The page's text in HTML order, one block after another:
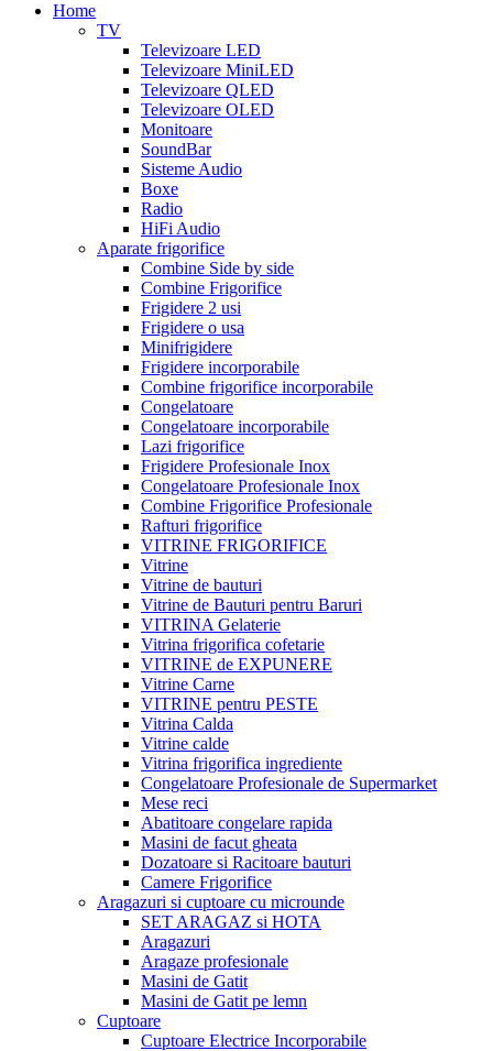
Home
TV
Televizoare LED
Televizoare MiniLED
Televizoare QLED
Televizoare OLED
Monitoare
SoundBar
Sisteme Audio
Boxe
Radio
HiFi Audio
Aparate frigorifice
Combine Side by side
Combine Frigorifice
Frigidere 2 usi
Frigidere o usa
Minifrigidere
Frigidere incorporabile
Combine frigorifice incorporabile
Congelatoare
Congelatoare incorporabile
Lazi frigorifice
Frigidere Profesionale Inox
Congelatoare Profesionale Inox
Combine Frigorifice Profesionale
Rafturi frigorifice
VITRINE FRIGORIFICE
Vitrine
Vitrine de bauturi
Vitrine de Bauturi pentru Baruri
VITRINA Gelaterie
Vitrina frigorifica cofetarie
VITRINE de EXPUNERE
Vitrine Carne
VITRINE pentru PESTE
Vitrina Calda
Vitrine calde
Vitrina frigorifica ingrediente
Congelatoare Profesionale de Supermarket
Mese reci
Abatitoare congelare rapida
Masini de facut gheata
Dozatoare si Racitoare bauturi
Camere Frigorifice
Aragazuri si cuptoare cu microunde
SET ARAGAZ si HOTA
Aragazuri
Aragaze profesionale
Masini de Gatit
Masini de Gatit pe lemn
Cuptoare
Cuptoare Electrice Incorporabile